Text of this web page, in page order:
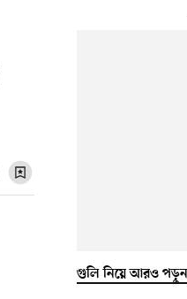
গুলি নিয়ে আরও পড়ুন